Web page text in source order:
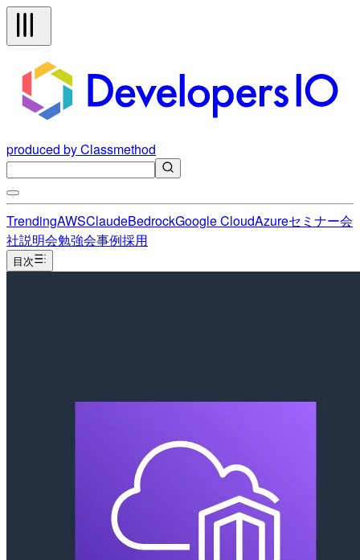
produced by Classmethod
TrendingAWSClaudeBedrockGoogle CloudAzureセミナー会
社説明会勉強会事例採用
目次